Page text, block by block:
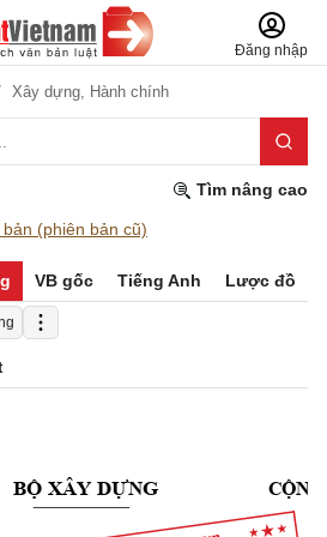
Đăng nhập
Xây dựng, Hành chính
Tìm nâng cao
(phiên bản cũ)
VB gốc Tiếng Anh Lược đồ
BỘ XÂY DỰNG CỘNG